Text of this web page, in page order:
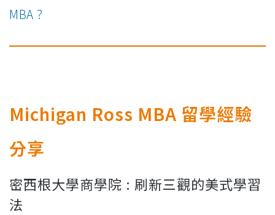
MBA ?
Michigan Ross MBA 留學經驗
分享
密西根大學商學院 : 刷新三觀的美式學習
法